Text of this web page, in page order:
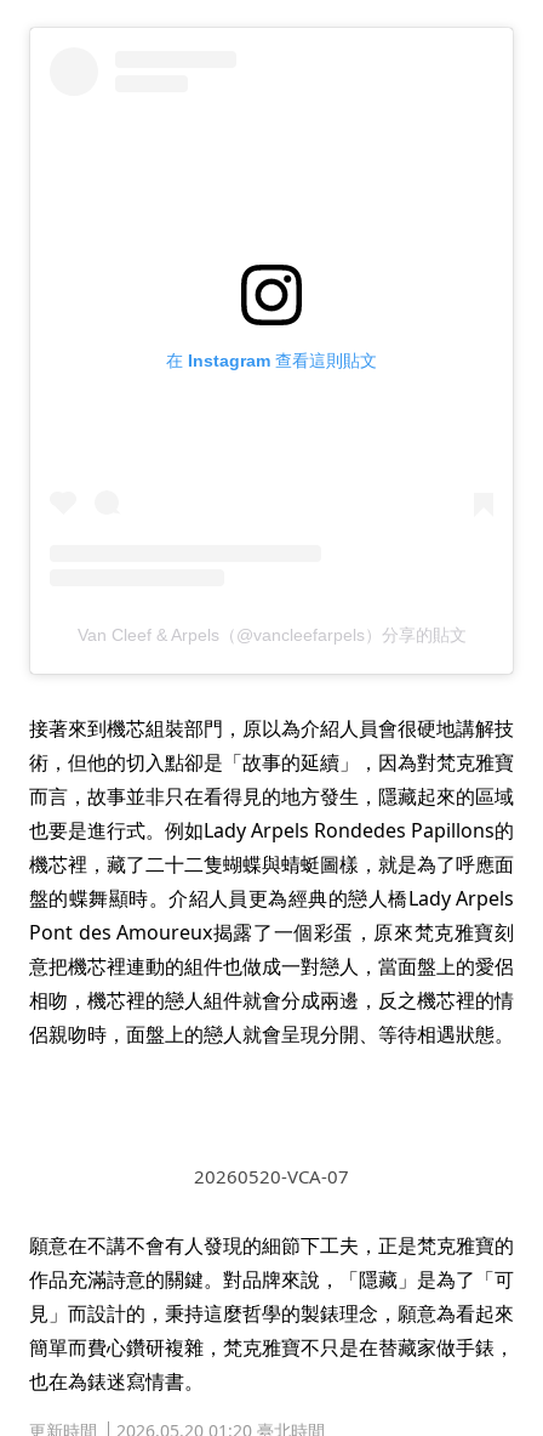
在 Instagram 查看這則貼文
Van Cleef & Arpels（@vancleefarpels）分享的貼文
接著來到機芯組裝部門，原以為介紹人員會很硬地講解技
術，但他的切入點卻是「故事的延續」，因為對梵克雅寶
而言，故事並非只在看得見的地方發生，隱藏起來的區域
也要是進行式。例如Lady Arpels Rondedes Papillons的
機芯裡，藏了二十二隻蝴蝶與蜻蜓圖樣，就是為了呼應面
盤的蝶舞顯時。介紹人員更為經典的戀人橋Lady Arpels
Pont des Amoureux揭露了一個彩蛋，原來梵克雅寶刻
意把機芯裡連動的組件也做成一對戀人，當面盤上的愛侶
相吻，機芯裡的戀人組件就會分成兩邊，反之機芯裡的情
侶親吻時，面盤上的戀人就會呈現分開、等待相遇狀態。
20260520-VCA-07
願意在不講不會有人發現的細節下工夫，正是梵克雅寶的
作品充滿詩意的關鍵。對品牌來說，「隱藏」是為了「可
見」而設計的，秉持這麼哲學的製錶理念，願意為看起來
簡單而費心鑽研複雜，梵克雅寶不只是在替藏家做手錶，
也在為錶迷寫情書。
更新時間 2026.05.20 01:20 臺北時間